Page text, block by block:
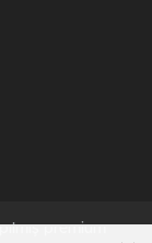
premium